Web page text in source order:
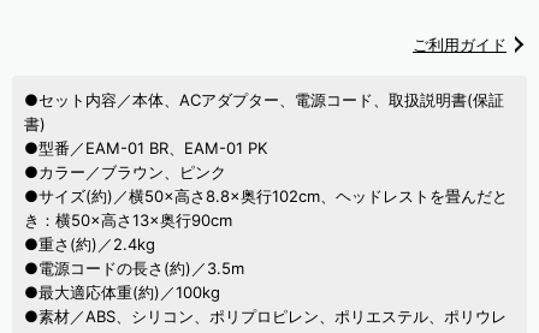
ご利用ガイド
●セット内容／本体、ACアダプター、電源コード、取扱説明書(保証
書)
●型番／EAM-01 BR、EAM-01 PK
●カラー／ブラウン、ピンク
●サイズ(約)／横50×高さ8.8×奥行102cm、ヘッドレストを畳んだと
き：横50×高さ13×奥行90cm
●重さ(約)／2.4kg
●電源コードの長さ(約)／3.5m
●最大適応体重(約)／100kg
●素材／ABS、シリコン、ポリプロピレン、ポリエステル、ポリウレ